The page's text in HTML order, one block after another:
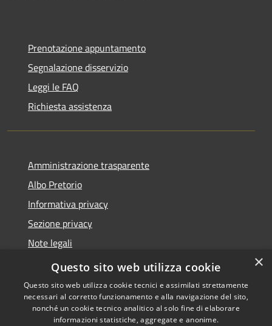
Prenotazione appuntamento
Segnalazione disservizio
Leggi le FAQ
Richiesta assistenza
Amministrazione trasparente
Albo Pretorio
Informativa privacy
Sezione privacy
Note legali
Dichiarazione di accessibilità
Copyright © 2026 • Comune di
×
Questo sito web utilizza cookie
Questo sito web utilizza cookie tecnici e assimilati strettamente
necessari al corretto funzionamento e alla navigazione del sito,
nonché un cookie tecnico analitico al solo fine di elaborare
informazioni statistiche, aggregate e anonime.